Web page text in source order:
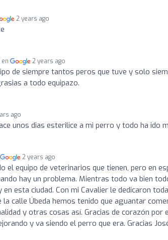
2 years ago
en 2 years ago
de siempre tantos peros que tuve y solo
a todo equipazo.
ago
unos dias esterilice a mi perro y todo ha ido
2 years ago
el equipo de veterinarios que tienen, pero en
hay un problema. Mientras todo va bien
esta ciudad. Con mi Cavalier le dedicaron
la calle Úbeda hemos tenido que aguantar
y otras cosas así. Gracias de corazón
y va siendo el perro que era. Gracias